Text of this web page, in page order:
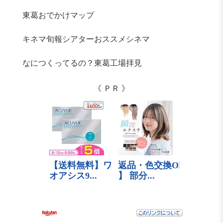
東葛おでかけマップ
キネマ旬報シアターおススメシネマ
なにつくってるの？東葛工場拝見
《 ＰＲ 》